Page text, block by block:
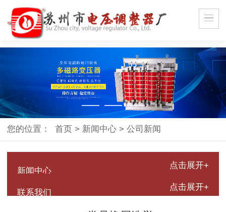
您的位置： 首页 > 新闻中心 > 公司新闻
新闻中心
点击展开+
联系我们
点击展开+